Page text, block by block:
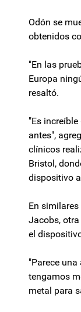
Odón se
obtenidos
"En las
Europa
resaltó.
"Es
antes",
clínicos
Bristol,
dispositivo
En
Jacobs,
el
"Parece
tengamos
metal para